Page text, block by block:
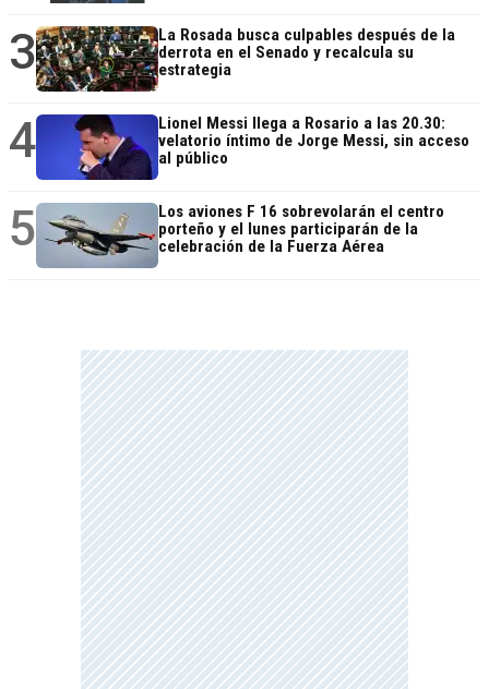
3
La Rosada busca culpables después de la
derrota en el Senado y recalcula su
estrategia
4
Lionel Messi llega a Rosario a las 20.30:
velatorio íntimo de Jorge Messi, sin acceso
al público
5
Los aviones F 16 sobrevolarán el centro
porteño y el lunes participarán de la
celebración de la Fuerza Aérea